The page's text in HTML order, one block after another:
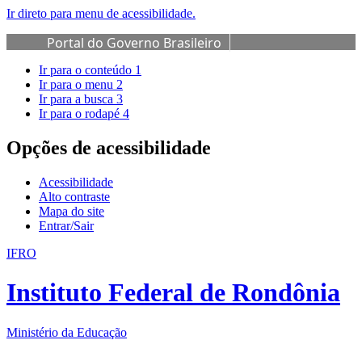
Ir direto para menu de acessibilidade.
Portal do Governo Brasileiro
Ir para o conteúdo 1
Ir para o menu 2
Ir para a busca 3
Ir para o rodapé 4
Opções de acessibilidade
Acessibilidade
Alto contraste
Mapa do site
Entrar/Sair
IFRO
Instituto Federal de Rondônia
Ministério da Educação